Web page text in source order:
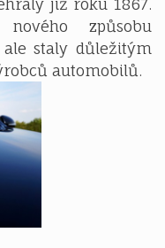
již roku 1867.
způsobu
staly důležitým
automobilů.